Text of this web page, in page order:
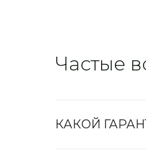
Частые
КАКОЙ